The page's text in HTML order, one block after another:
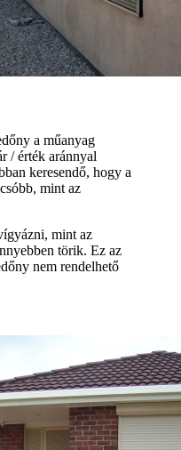
a műanyag
/ érték aránnyal
keresendő, hogy a
mint az
mint az
törik. Ez az
nem rendelhető